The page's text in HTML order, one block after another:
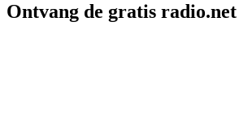
Ontvang de gratis